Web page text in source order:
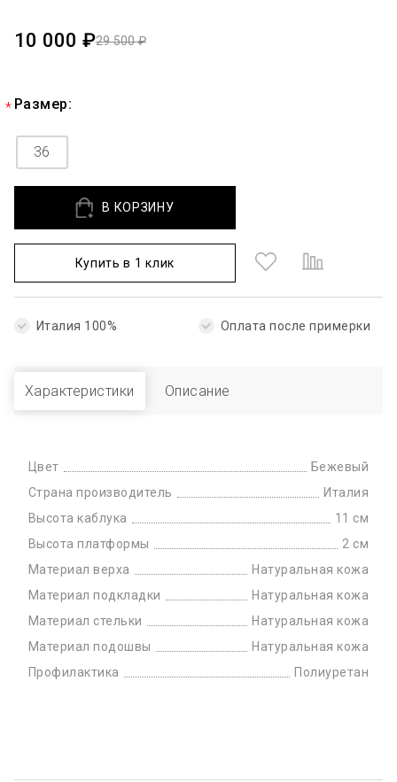
29 500 ₽
10 000 ₽
Размер:
36
В КОРЗИНУ
Купить в 1 клик
Италия 100% Оплата после примерки
Характеристики Описание
Цвет
Бежевый
Страна производитель
Италия
Высота каблука
11 см
Высота платформы
2 см
Материал верха
Натуральная кожа
Материал подкладки
Натуральная кожа
Материал стельки
Натуральная кожа
Материал подошвы
Натуральная кожа
Профилактика
Полиуретан